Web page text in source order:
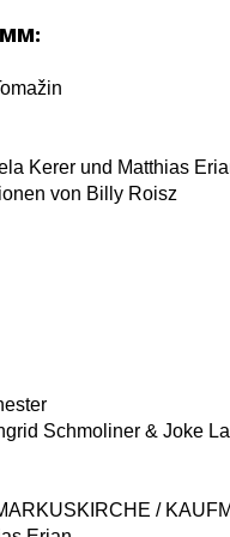
Kerer und Matthias
von Billy Roisz
Schmoliner & Joke
/